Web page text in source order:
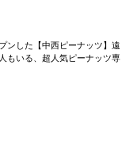
ンした【中西ピーナッツ】遠
もいる、超人気ピーナッツ専